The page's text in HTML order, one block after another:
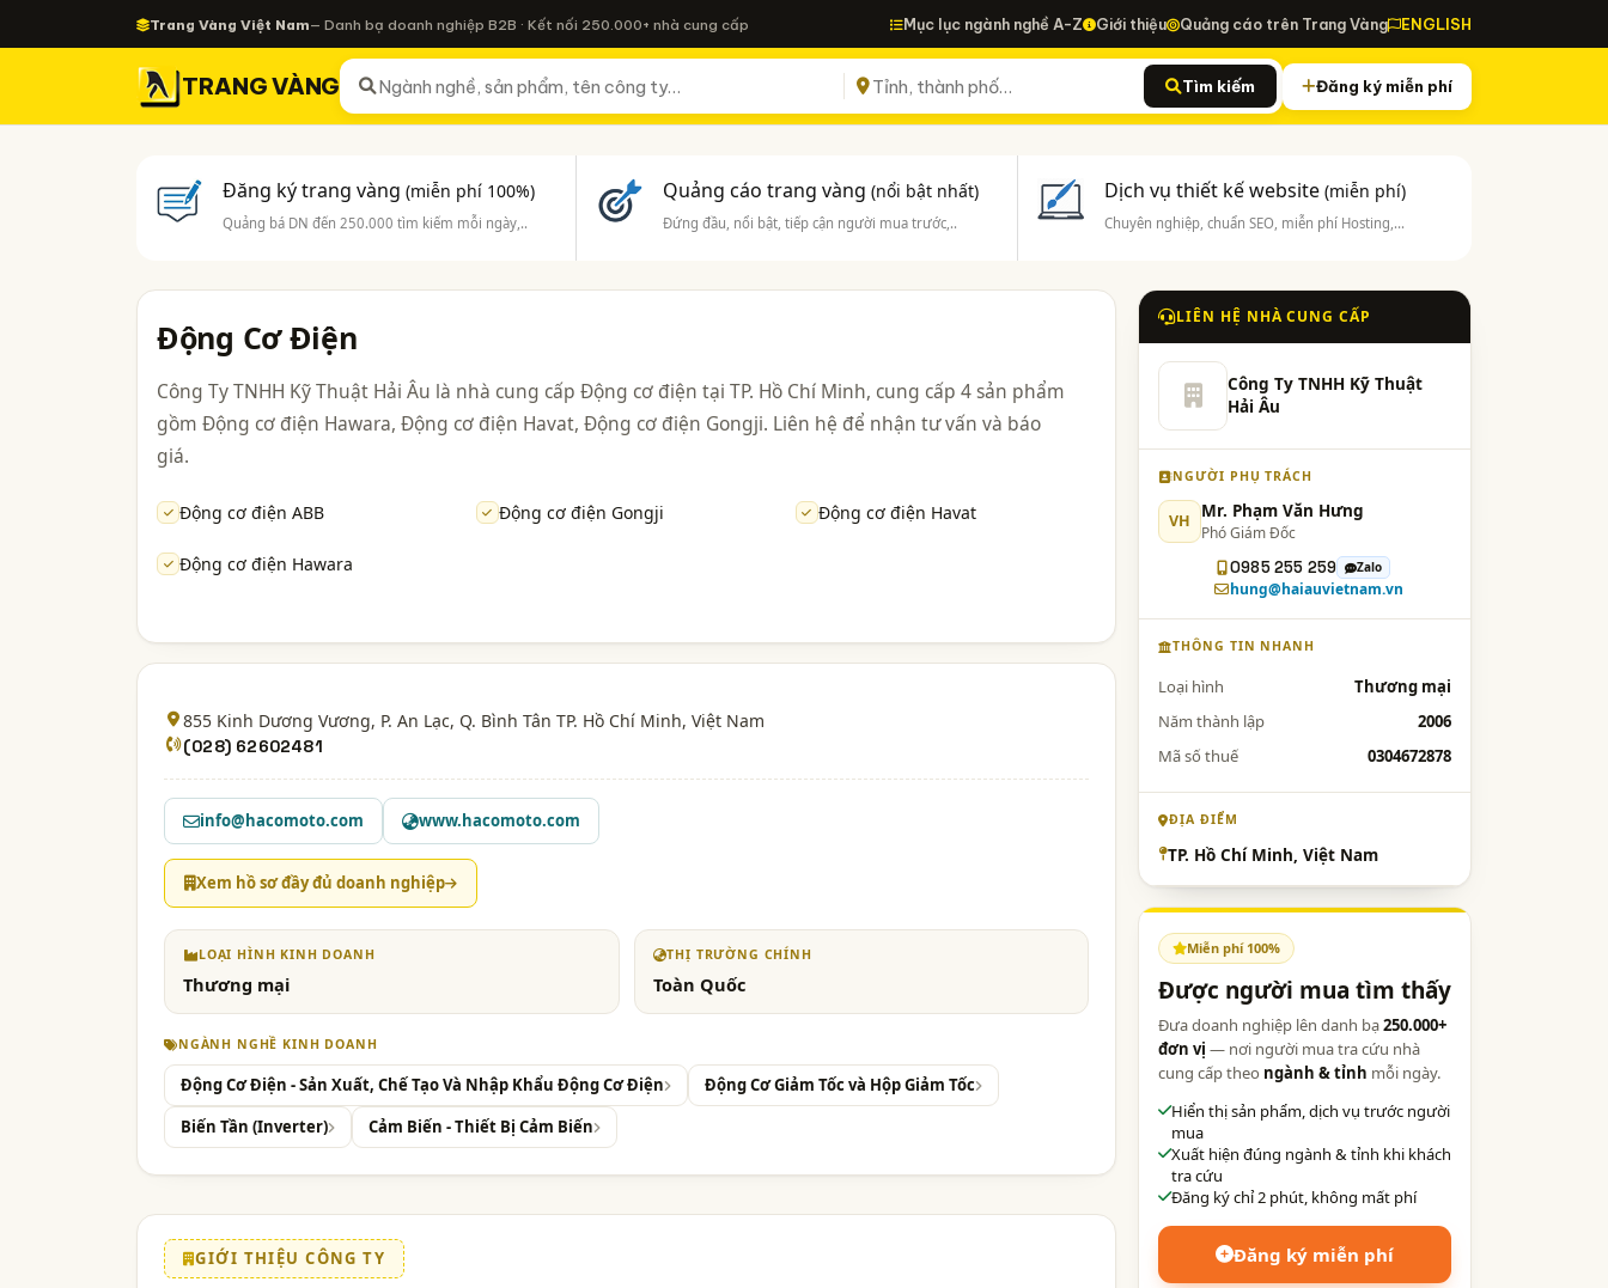
Trang Vàng Việt Nam— Danh bạ doanh nghiệp B2B · Kết nối 250.000+ nhà cung cấp Mục lục ngành nghề A-Z Giới thiệu Quảng cáo trên Trang Vàng ENGLISH
TRANG VÀNG Tìm kiếm Đăng ký miễn phí
Đăng ký trang vàng(miễn phí 100%)
Quảng bá DN đến 250.000 tìm kiếm mỗi ngày,..
Quảng cáo trang vàng(nổi bật nhất)
Đứng đầu, nổi bật, tiếp cận người mua trước,..
Dịch vụ thiết kế website (miễn phí)
Chuyên nghiệp, chuẩn SEO, miễn phí Hosting,...
Động Cơ Điện
Công Ty TNHH Kỹ Thuật Hải Âu là nhà cung cấp Động cơ điện tại TP. Hồ Chí Minh, cung cấp 4 sản phẩm
gồm Động cơ điện Hawara, Động cơ điện Havat, Động cơ điện Gongji. Liên hệ để nhận tư vấn và báo
giá.
Động cơ điện ABB Động cơ điện Gongji Động cơ điện Havat
Động cơ điện Hawara
855 Kinh Dương Vương, P. An Lạc, Q. Bình Tân TP. Hồ Chí Minh, Việt Nam
(028) 62602481
info@hacomoto.com www.hacomoto.com
Xem hồ sơ đầy đủ doanh nghiệp
LOẠI HÌNH KINH DOANH
Thương mại
THỊ TRƯỜNG CHÍNH
Toàn Quốc
NGÀNH NGHỀ KINH DOANH
Động Cơ Điện - Sản Xuất, Chế Tạo Và Nhập Khẩu Động Cơ Điện
Động Cơ Giảm Tốc và Hộp Giảm Tốc
Biến Tần (Inverter)
Cảm Biến - Thiết Bị Cảm Biến
GIỚI THIỆU CÔNG TY
LIÊN HỆ NHÀ CUNG CẤP
Công Ty TNHH Kỹ Thuật
Hải Âu
NGƯỜI PHỤ TRÁCH
VH Mr. Phạm Văn Hưng
Phó Giám Đốc
0985 255 259
Zalo
hung@haiauvietnam.vn
THÔNG TIN NHANH
Loại hình
Thương mại
Năm thành lập
2006
Mã số thuế
0304672878
ĐỊA ĐIỂM
TP. Hồ Chí Minh, Việt Nam
Miễn phí 100%
Được người mua tìm thấy
Đưa doanh nghiệp lên danh bạ250.000+
đơn vị — nơi người mua tra cứu nhà
cung cấp theo ngành & tỉnh mỗi ngày.
Hiển thị sản phẩm, dịch vụ trước người
mua
Xuất hiện đúng ngành & tỉnh khi khách
tra cứu
Đăng ký chỉ 2 phút, không mất phí
Đăng ký miễn phí